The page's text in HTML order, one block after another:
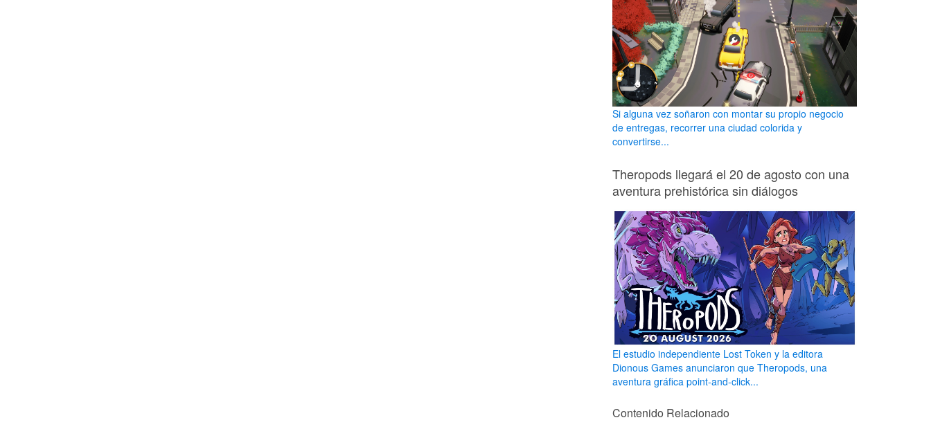
Si alguna vez soñaron con montar su propio negocio
de entregas, recorrer una ciudad colorida y
convertirse...
Theropods llegará el 20 de agosto con una
aventura prehistórica sin diálogos
El estudio independiente Lost Token y la editora
Dionous Games anunciaron que Theropods, una
aventura gráfica point-and-click...
Contenido Relacionado